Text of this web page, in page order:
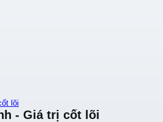
lõi
- Giá trị cốt lõi